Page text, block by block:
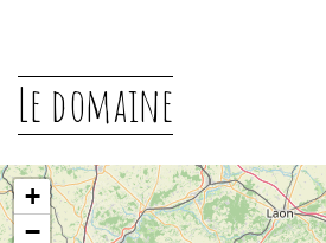
Le domaine
+
−